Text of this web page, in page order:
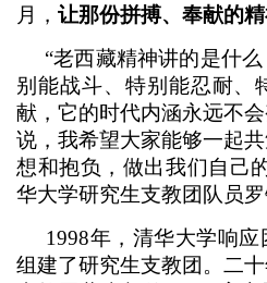
月， 让那份拼搏、奉献的精
“老西藏精神讲的是什么
别能战斗、特别能忍耐、
献，它的时代内涵永远不
说，我希望大家能够一起
想和抱负，做出我们自
华大学研究生支教团队员
1998年，清华大学响应
组建了研究生支教团。二